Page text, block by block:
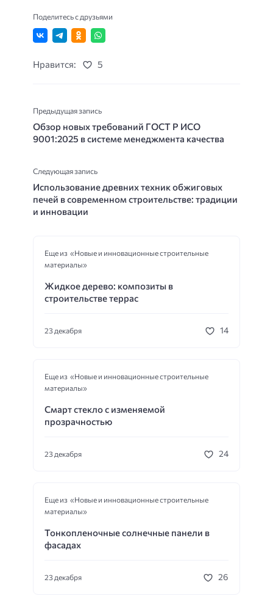
Поделитесь с друзьями
Нравится: 5
Предыдущая запись
Обзор новых требований ГОСТ Р ИСО
9001:2025 в системе менеджмента качества
Следующая запись
Использование древних техник обжиговых
печей в современном строительстве: традиции
и инновации
Еще из «Новые и инновационные строительные
материалы»
Жидкое дерево: композиты в
строительстве террас
23 декабря 14
Еще из «Новые и инновационные строительные
материалы»
Смарт стекло с изменяемой
прозрачностью
23 декабря 24
Еще из «Новые и инновационные строительные
материалы»
Тонкопленочные солнечные панели в
фасадах
23 декабря 26